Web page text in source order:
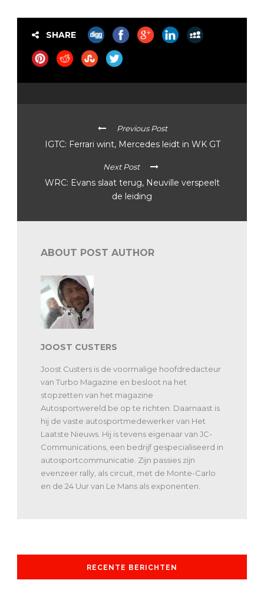
SHARE
Previous Post
IGTC: Ferrari wint, Mercedes leidt in WK GT
Next Post
WRC: Evans slaat terug, Neuville verspeelt
de leiding
ABOUT POST AUTHOR
JOOST CUSTERS
Joost Custers is de voormalige hoofdredacteur
van Turbo Magazine en besloot na het
stopzetten van het magazine
Autosportwereld.be op te richten. Daarnaast is
hij de vaste autosportmedewerker van Het
Laatste Nieuws. Hij is tevens eigenaar van JC-
Communications, een bedrijf gespecialiseerd in
autosportcommunicatie. Zijn passies zijn
evenzeer rally, als circuit, met de Monte-Carlo
en de 24 Uur van Le Mans als exponenten.
RECENTE BERICHTEN